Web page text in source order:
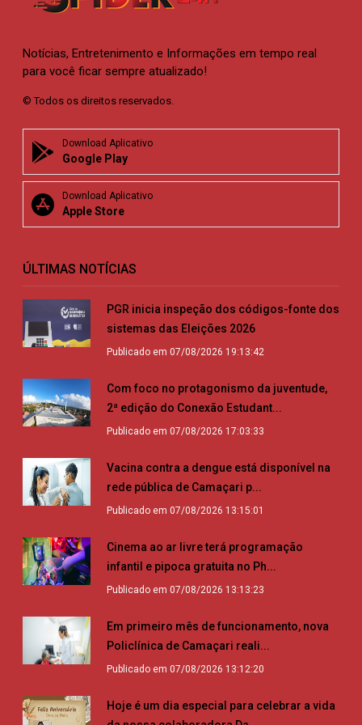
Notícias, Entretenimento e Informações em tempo real
para você ficar sempre atualizado!
© Todos os direitos reservados.
Download Aplicativo
Google Play
Download Aplicativo
Apple Store
ÚLTIMAS NOTÍCIAS
PGR inicia inspeção dos códigos-fonte dos
sistemas das Eleições 2026
Publicado em 07/08/2026 19:13:42
Com foco no protagonismo da juventude,
2ª edição do Conexão Estudant...
Publicado em 07/08/2026 17:03:33
Vacina contra a dengue está disponível na
rede pública de Camaçari p...
Publicado em 07/08/2026 13:15:01
Cinema ao ar livre terá programação
infantil e pipoca gratuita no Ph...
Publicado em 07/08/2026 13:13:23
Em primeiro mês de funcionamento, nova
Policlínica de Camaçari reali...
Publicado em 07/08/2026 13:12:20
Hoje é um dia especial para celebrar a vida